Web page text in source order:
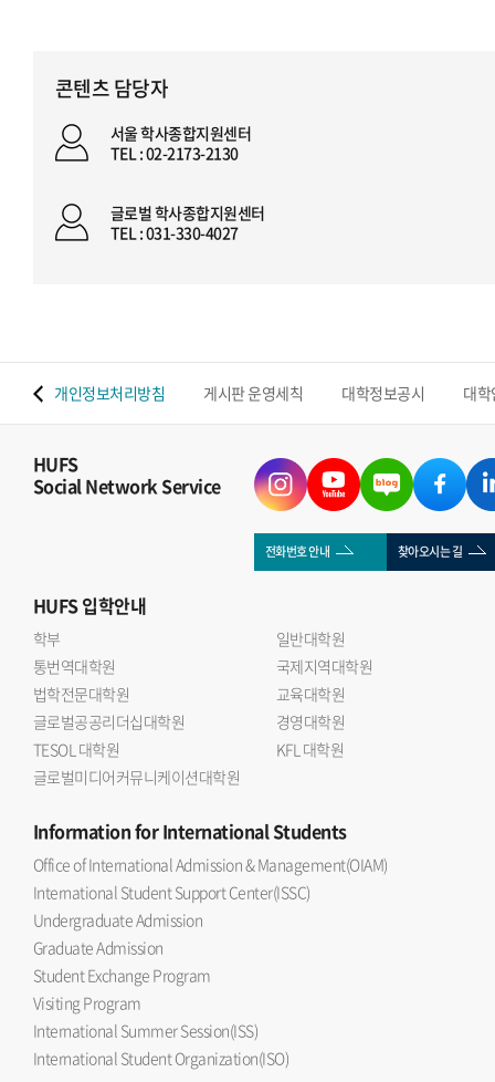
콘텐츠 담당자
서울 학사종합지원센터
TEL : 02-2173-2130
글로벌 학사종합지원센터
TEL : 031-330-4027
개인정보처리방침 게시판 운영세칙 대학정보공시 대
HUFS
Social Network Service
전화번호 안내 찾아오시는 길
HUFS입학안내
학부
일반대학원
통번역대학원
국제지역대학원
법학전문대학원
교육대학원
글로벌공공리더십대학원
경영대학원
TESOL 대학원
KFL 대학원
글로벌미디어커뮤니케이션대학원
Informationfor International Students
Office of International Admission & Management(OIAM)
International Student Support Center(ISSC)
Undergraduate Admission
Graduate Admission
Student Exchange Program
Visiting Program
International Summer Session(ISS)
International Student Organization(ISO)